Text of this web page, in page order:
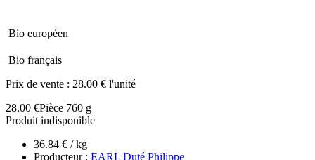
Bio européen
Bio français
Prix de vente : 28.00 € l'unité
28.00 €Pièce 760 g
Produit indisponible
36.84 € / kg
Producteur : EARL Duté Philippe